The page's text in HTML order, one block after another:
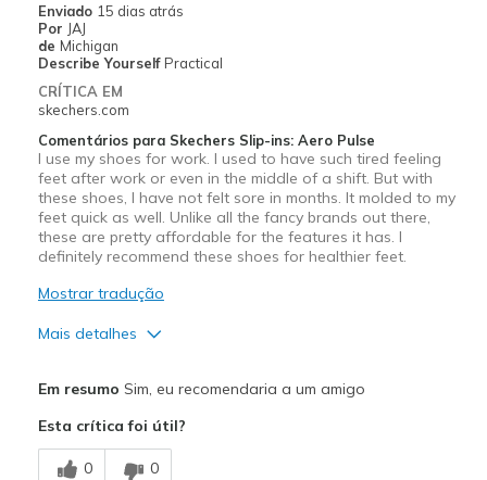
Width
Sizing
Feels true to size
View On Shoes
Enviado 15 dias atrás
Por JAJ
de Michigan
Describe Yourself Practical
CRÍTICA EM
skechers.com
Comentários para Skechers Slip-ins: Aero Pulse
I use my shoes for work. I used to have such tired feeling
feet after work or even in the middle of a shift. But with
these shoes, I have not felt sore in months. It molded to my
feet quick as well. Unlike all the fancy brands out there,
these are pretty affordable for the features it has. I
definitely recommend these shoes for healthier feet.
Mostrar tradução
Mais detalhes
Breathe Well
Em resumo Sim, eu recomendaria a um amigo
Esta crítica foi útil?
0 0